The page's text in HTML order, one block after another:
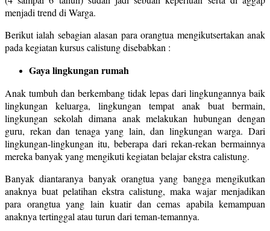
menjadi trend di Warga.
Berikut ialah sebagian alasan para orangtua mengikutsertakan anak
pada kegiatan kursus calistung disebabkan :
Gaya lingkungan rumah
Anak tumbuh dan berkembang tidak lepas dari lingkungannya baik
lingkungan keluarga, lingkungan tempat anak buat bermain,
lingkungan sekolah dimana anak melakukan hubungan dengan
guru, rekan dan tenaga yang lain, dan lingkungan warga. Dari
lingkungan-lingkungan itu, beberapa dari rekan-rekan bermainnya
mereka banyak yang mengikuti kegiatan belajar ekstra calistung.
Banyak diantaranya banyak orangtua yang bangga mengikutkan
anaknya buat pelatihan ekstra calistung, maka wajar menjadikan
para orangtua yang lain kuatir dan cemas apabila kemampuan
anaknya tertinggal atau turun dari teman-temannya.